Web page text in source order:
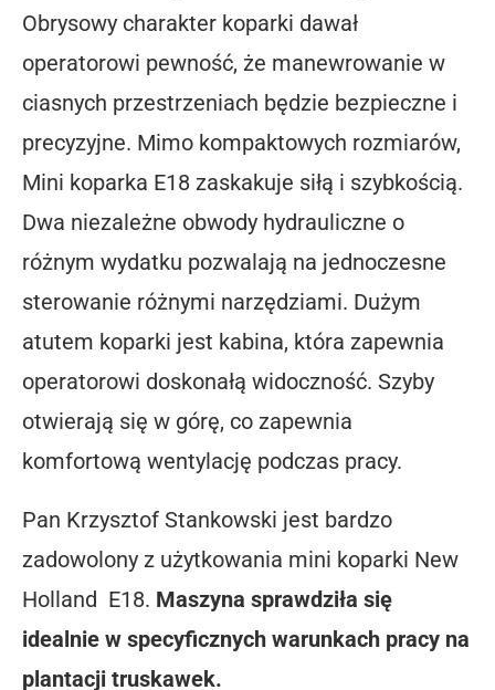
Obrysowy charakter koparki dawał
operatorowi pewność, że manewrowanie w
ciasnych przestrzeniach będzie bezpieczne i
precyzyjne. Mimo kompaktowych rozmiarów,
Mini koparka E18 zaskakuje siłą i szybkością.
Dwa niezależne obwody hydrauliczne o
różnym wydatku pozwalają na jednoczesne
sterowanie różnymi narzędziami. Dużym
atutem koparki jest kabina, która zapewnia
operatorowi doskonałą widoczność. Szyby
otwierają się w górę, co zapewnia
komfortową wentylację podczas pracy.
Pan Krzysztof Stankowski jest bardzo
zadowolony z użytkowania mini koparki New
Holland E18. Maszyna sprawdziła się
idealnie w specyficznych warunkach pracy na
plantacji truskawek.